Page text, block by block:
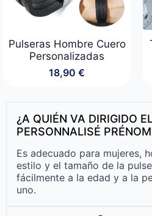
Pulseras Hombre Cuero
Personalizadas
18,90 €
¿A QUIÉN VA DIRIGIDO
PERSONNALISÉ
Es adecuado para mujeres,
estilo y el tamaño de la
fácilmente a la edad y a la
uno.